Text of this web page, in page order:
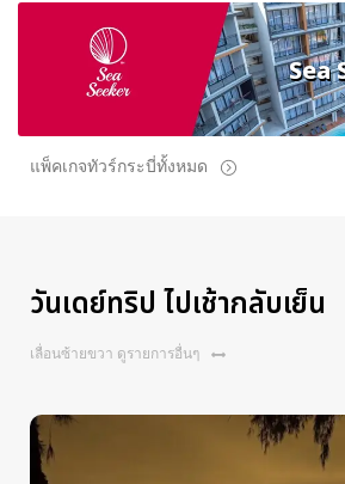
Sea
แพ็คเกจทัวร์กระบี่ทั้งหมด
วันเดย์ทริป ไปเช้ากลับเย็น
เลื่อนซ้ายขวา ดูรายการอื่นๆ